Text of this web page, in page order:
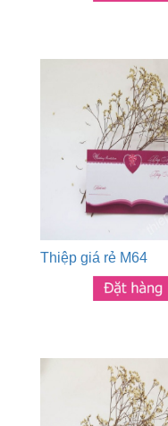
Thiệp giá rẻ M64